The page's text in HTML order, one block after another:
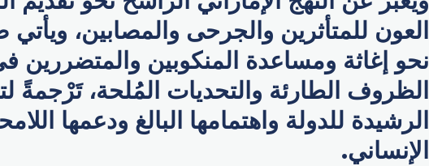
العون للمتأثرين والجرحى والمصابين،
نحو إغاثة ومساعدة المنكوبين والمتضررين
الظروف الطارئة والتحديات المُلحة، تَرْجمةً
الرشيدة للدولة واهتمامها البالغ ودعمها
الإنساني.